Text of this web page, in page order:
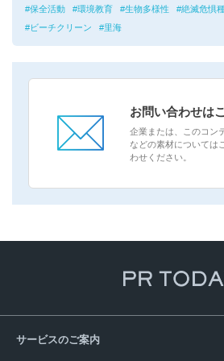
保全活動 環境教育 生物多様性 絶滅危惧
ビーチクリーン
里海
お問い合わせは
企業または、このコン
などの素材については
わせください。
サービスのご案内